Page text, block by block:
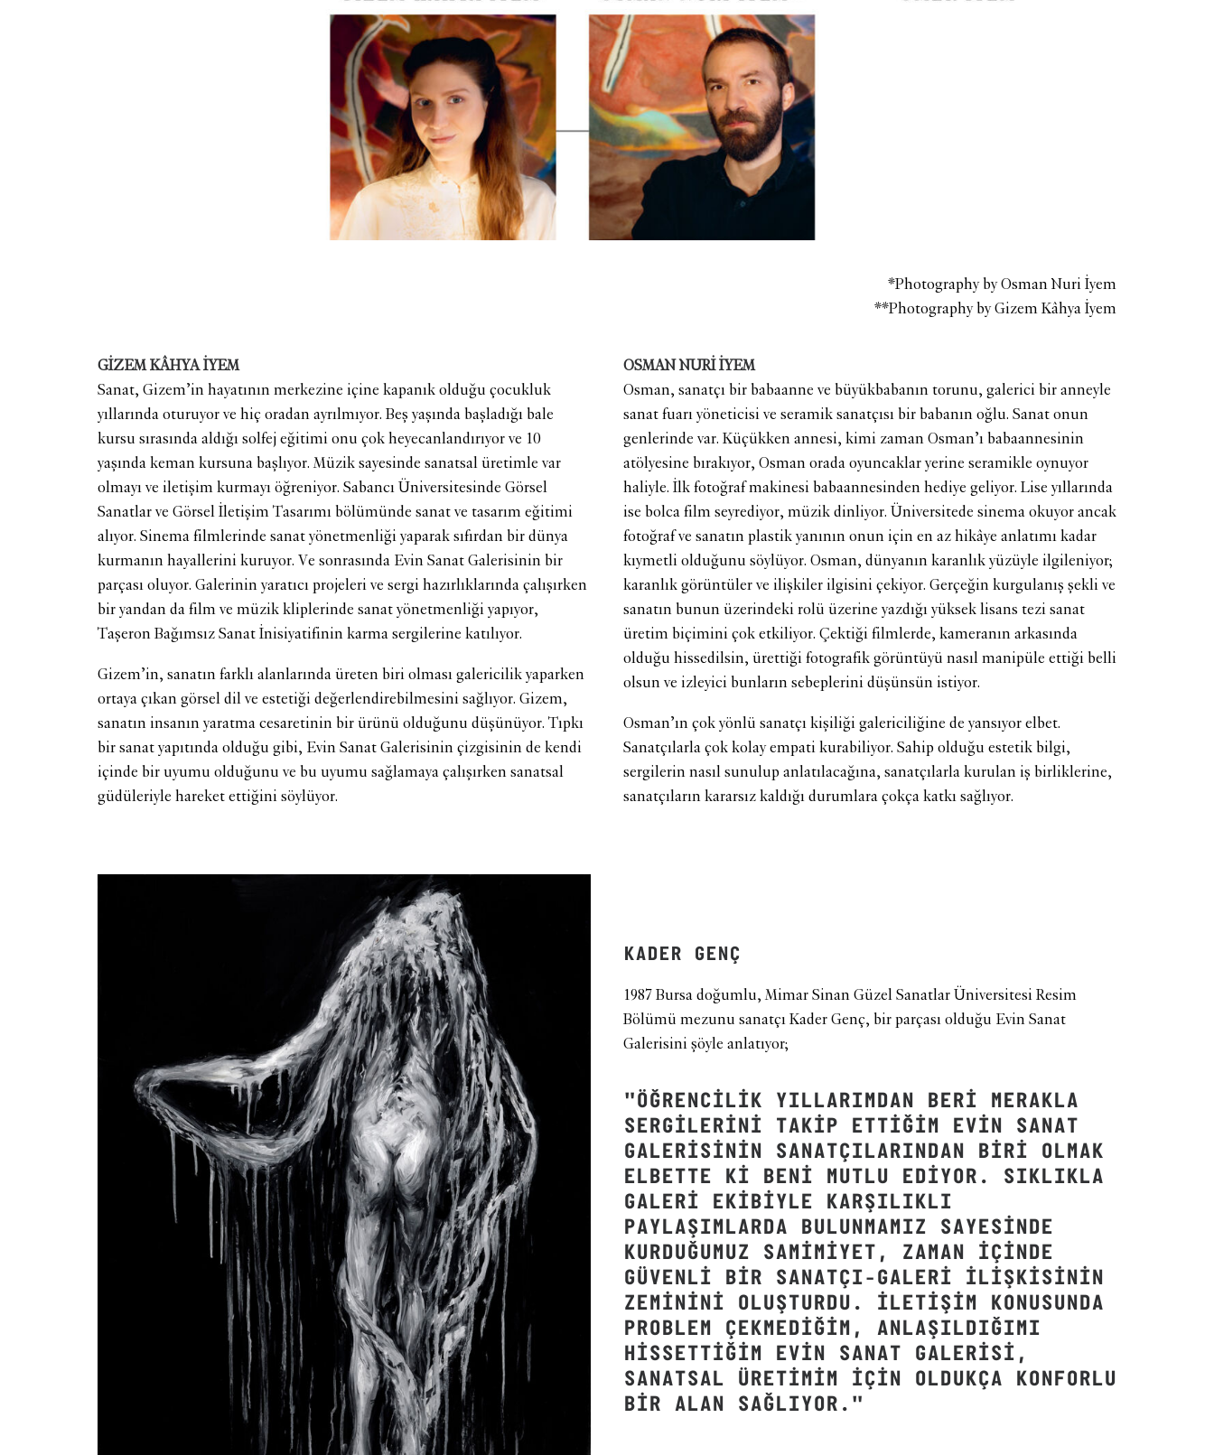
*Photography by Osman Nuri İyem
**Photography by Gizem Kâhya İyem
GİZEM KÂHYA İYEM
Sanat, Gizem’in hayatının merkezine içine kapanık olduğu çocukluk
yıllarında oturuyor ve hiç oradan ayrılmıyor. Beş yaşında başladığı bale
kursu sırasında aldığı solfej eğitimi onu çok heyecanlandırıyor ve 10
yaşında keman kursuna başlıyor. Müzik sayesinde sanatsal üretimle var
olmayı ve iletişim kurmayı öğreniyor. Sabancı Üniversitesinde Görsel
Sanatlar ve Görsel İletişim Tasarımı bölümünde sanat ve tasarım eğitimi
alıyor. Sinema filmlerinde sanat yönetmenliği yaparak sıfırdan bir dünya
kurmanın hayallerini kuruyor. Ve sonrasında Evin Sanat Galerisinin bir
parçası oluyor. Galerinin yaratıcı projeleri ve sergi hazırlıklarında çalışırken
bir yandan da film ve müzik kliplerinde sanat yönetmenliği yapıyor,
Taşeron Bağımsız Sanat İnisiyatifinin karma sergilerine katılıyor.
Gizem’in, sanatın farklı alanlarında üreten biri olması galericilik yaparken
ortaya çıkan görsel dil ve estetiği değerlendirebilmesini sağlıyor. Gizem,
sanatın insanın yaratma cesaretinin bir ürünü olduğunu düşünüyor. Tıpkı
bir sanat yapıtında olduğu gibi, Evin Sanat Galerisinin çizgisinin de kendi
içinde bir uyumu olduğunu ve bu uyumu sağlamaya çalışırken sanatsal
güdüleriyle hareket ettiğini söylüyor.
OSMAN NURİ İYEM
Osman, sanatçı bir babaanne ve büyükbabanın torunu, galerici bir anneyle
sanat fuarı yöneticisi ve seramik sanatçısı bir babanın oğlu. Sanat onun
genlerinde var. Küçükken annesi, kimi zaman Osman’ı babaannesinin
atölyesine bırakıyor, Osman orada oyuncaklar yerine seramikle oynuyor
haliyle. İlk fotoğraf makinesi babaannesinden hediye geliyor. Lise yıllarında
ise bolca film seyrediyor, müzik dinliyor. Üniversitede sinema okuyor ancak
fotoğraf ve sanatın plastik yanının onun için en az hikâye anlatımı kadar
kıymetli olduğunu söylüyor. Osman, dünyanın karanlık yüzüyle ilgileniyor;
karanlık görüntüler ve ilişkiler ilgisini çekiyor. Gerçeğin kurgulanış şekli ve
sanatın bunun üzerindeki rolü üzerine yazdığı yüksek lisans tezi sanat
üretim biçimini çok etkiliyor. Çektiği filmlerde, kameranın arkasında
olduğu hissedilsin, ürettiği fotografik görüntüyü nasıl manipüle ettiği belli
olsun ve izleyici bunların sebeplerini düşünsün istiyor.
Osman’ın çok yönlü sanatçı kişiliği galericiliğine de yansıyor elbet.
Sanatçılarla çok kolay empati kurabiliyor. Sahip olduğu estetik bilgi,
sergilerin nasıl sunulup anlatılacağına, sanatçılarla kurulan iş birliklerine,
sanatçıların kararsız kaldığı durumlara çokça katkı sağlıyor.
KADER GENÇ
1987 Bursa doğumlu, Mimar Sinan Güzel Sanatlar Üniversitesi Resim
Bölümü mezunu sanatçı Kader Genç, bir parçası olduğu Evin Sanat
Galerisini şöyle anlatıyor;
"ÖĞRENCILIK YILLARIMDAN BERI MERAKLA
SERGILERINI TAKIP ETTIĞIM EVIN SANAT
GALERISININ SANATÇILARINDAN BIRI OLMAK
ELBETTE KI BENI MUTLU EDIYOR. SIKLIKLA
GALERI EKIBIYLE KARŞILIKLI
PAYLAŞIMLARDA BULUNMAMIZ SAYESINDE
KURDUĞUMUZ SAMIMIYET, ZAMAN IÇINDE
GÜVENLI BIR SANATÇI-GALERI ILIŞKISININ
ZEMININI OLUŞTURDU. İLETIŞIM KONUSUNDA
PROBLEM ÇEKMEDIĞIM, ANLAŞILDIĞIMI
HISSETTIĞIM EVIN SANAT GALERISI,
SANATSAL ÜRETIMIM IÇIN OLDUKÇA KONFORLU
BIR ALAN SAĞLIYOR."